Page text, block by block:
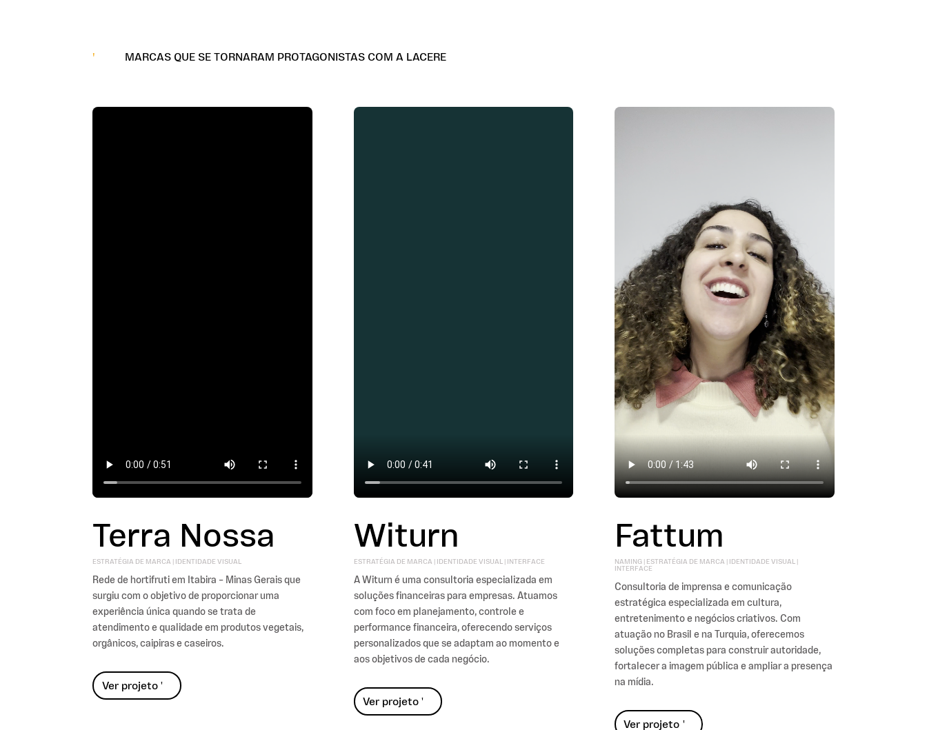
' MARCAS QUE SE TORNARAM PROTAGONISTAS COM A LACERE
Terra Nossa
ESTRATÉGIA DE MARCA | IDENTIDADE VISUAL
Rede de hortifruti em Itabira – Minas Gerais que
surgiu com o objetivo de proporcionar uma
experiência única quando se trata de
atendimento e qualidade em produtos vegetais,
orgânicos, caipiras e caseiros.
Ver projeto
Witurn
ESTRATÉGIA DE MARCA | IDENTIDADE VISUAL | INTERFACE
A Witurn é uma consultoria especializada em
soluções financeiras para empresas. Atuamos
com foco em planejamento, controle e
performance financeira, oferecendo serviços
personalizados que se adaptam ao momento e
aos objetivos de cada negócio.
Ver projeto
Fattum
NAMING | ESTRATÉGIA DE MARCA | IDENTIDADE VISUAL |
INTERFACE
Consultoria de imprensa e comunicação
estratégica especializada em cultura,
entretenimento e negócios criativos. Com
atuação no Brasil e na Turquia, oferecemos
soluções completas para construir autoridade,
fortalecer a imagem pública e ampliar a presença
na mídia.
Ver projeto